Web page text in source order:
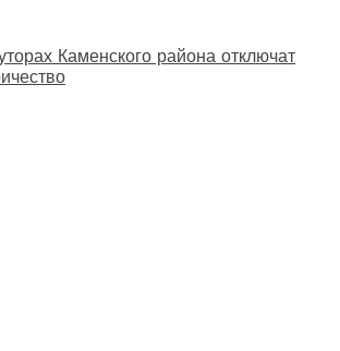
Каменского района отключат